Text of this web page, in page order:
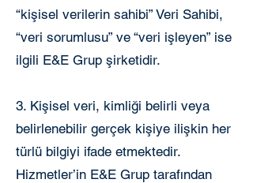
“kişisel verilerin sahibi” Veri Sahibi,
“veri sorumlusu” ve “veri işleyen” ise
ilgili E&E Grup şirketidir.
3. Kişisel veri, kimliği belirli veya
belirlenebilir gerçek kişiye ilişkin her
türlü bilgiyi ifade etmektedir.
Hizmetler’in E&E Grup tarafından